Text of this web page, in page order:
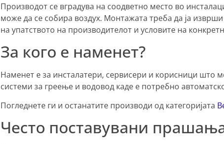
Производот се вградува на соодветно место во
може да се собира воздух. Монтажата треба да ја
на упатството на производителот и условите на
За кого е наменет?
Наменет е за инсталатери, сервисери и корисници што
системи за греење и водовод каде е потребно
Погледнете ги и останатите производи од категоријата
Често поставувани